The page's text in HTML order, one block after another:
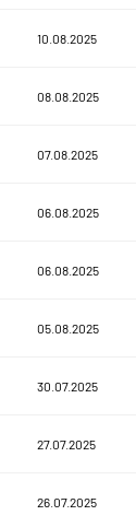
10.08.2025
08.08.2025
07.08.2025
06.08.2025
06.08.2025
05.08.2025
30.07.2025
27.07.2025
26.07.2025